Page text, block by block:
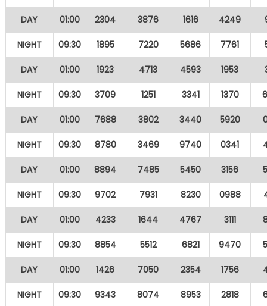
DAY 01:00 2304 3876 1616 4249
NIGHT 09:30 1895 7220 5686 7761
DAY 01:00 1923 4713 4593 1953
NIGHT 09:30 3709 1251 3341 1370
DAY 01:00 7688 3802 3440 5920
NIGHT 09:30 8780 3469 9740 0341
DAY 01:00 8894 7485 5450 3156
NIGHT 09:30 9702 7931 8230 0988
DAY 01:00 4233 1644 4767 3111
NIGHT 09:30 8854 5512 6821 9470
DAY 01:00 1426 7050 2354 1756
NIGHT 09:30 9343 8074 8953 2818